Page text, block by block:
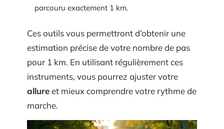
parcouru exactement 1 km.
Ces outils vous permettront d’obtenir une
estimation précise de votre nombre de pas
pour 1 km. En utilisant régulièrement ces
instruments, vous pourrez ajuster votre
allureet mieux comprendre votre rythme de
marche.